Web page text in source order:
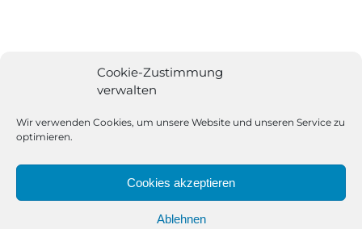
Cookie-Zustimmung
verwalten
Wir verwenden Cookies, um unsere Website und unseren Service zu
optimieren.
Cookies akzeptieren
Ablehnen